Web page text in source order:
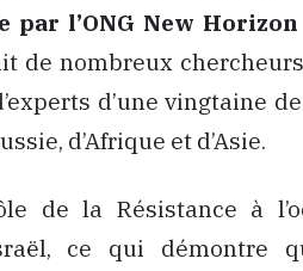
par l’ONG New
de nombreux
d’une vingtaine
d’Afrique et d’Asie.
de la Résistance à
ce qui démontre